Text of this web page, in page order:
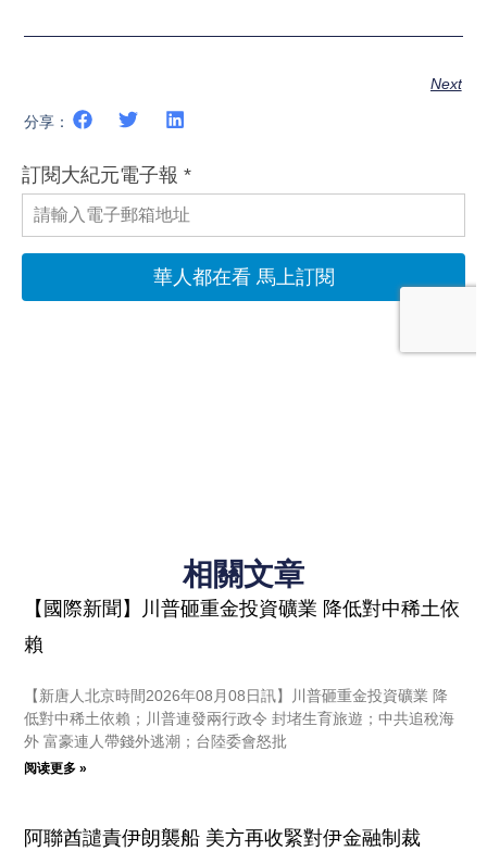
Next
分享：
相關文章
【國際新聞】川普砸重金投資礦業 降低對中稀土依
賴
【新唐人北京時間2026年08月08日訊】川普砸重金投資礦業 降
低對中稀土依賴；川普連發兩行政令 封堵生育旅遊；中共追稅海
外 富豪連人帶錢外逃潮；台陸委會怒批
阅读更多 »
阿聯酋譴責伊朗襲船 美方再收緊對伊金融制裁